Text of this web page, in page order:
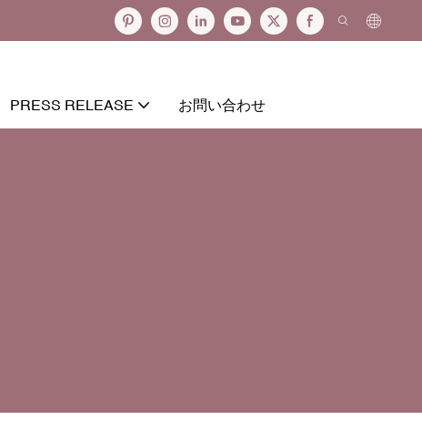
PRESS RELEASE お問い合わせ